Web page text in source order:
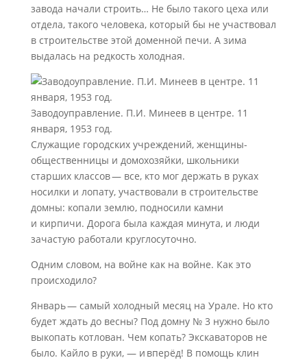
завода начали строить… Не было такого цеха или
отдела, такого человека, который бы не участвовал
в строительстве этой доменной печи. А зима
выдалась на редкость холодная.
Заводоуправление. П.И. Минеев в центре. 11
января, 1953 год.
Служащие городских учреждений, женщины-
общественницы и домохозяйки, школьники
старших классов — все, кто мог держать в руках
носилки и лопату, участвовали в строительстве
домны: копали землю, подносили камни
и кирпичи. Дорога была каждая минута, и люди
зачастую работали круглосуточно.
Одним словом, на войне как на войне. Как это
происходило?
Январь — самый холодный месяц на Урале. Но кто
будет ждать до весны? Под домну № 3 нужно было
выкопать котлован. Чем копать? Экскаваторов не
было. Кайло в руки, — и вперёд! В помощь клин